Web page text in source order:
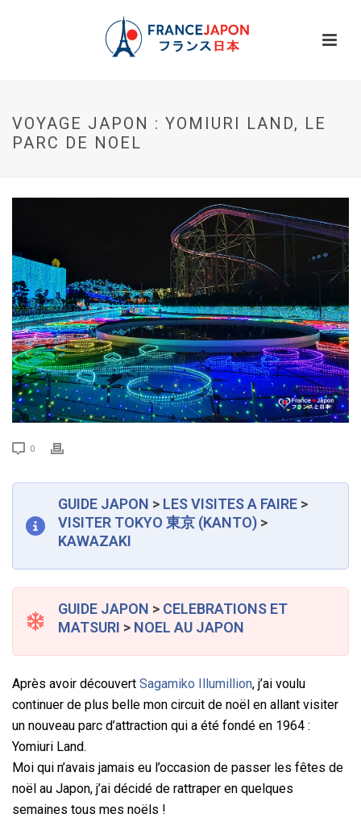
VOYAGE JAPON : YOMIURI LAND, LE
PARC DE NOEL
0
GUIDE JAPON > LES VISITES A FAIRE >
VISITER TOKYO 東京 (KANTO) >
KAWAZAKI
GUIDE JAPON > CELEBRATIONS ET
MATSURI > NOEL AU JAPON
Après avoir découvert Sagamiko Illumillion, j’ai voulu
continuer de plus belle mon circuit de noël en allant visiter
un nouveau parc d’attraction qui a été fondé en 1964 :
Yomiuri Land.
Moi qui n’avais jamais eu l’occasion de passer les fêtes de
noël au Japon, j’ai décidé de rattraper en quelques
semaines tous mes noëls !